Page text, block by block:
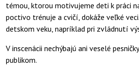
témou, ktorou motivujeme deti k práci
poctivo trénuje a cvičí, dokáže veľké
detskom veku, napríklad pri zvládnutí
V inscenácii nechýbajú ani veselé
publikom.